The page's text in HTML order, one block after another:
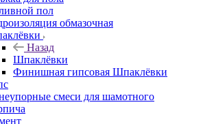
пол
обмазочная
Назад
Шпаклёвки
Финишная гипсовая Шпаклёвки
смеси для шамотного